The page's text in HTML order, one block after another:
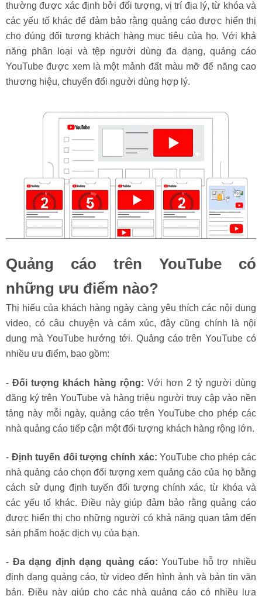
thường được xác định bởi đối tượng, vị trí địa lý, từ khóa và
các yếu tố khác để đảm bảo rằng quảng cáo được hiển thị
cho đúng đối tượng khách hàng mục tiêu của họ. Với khả
năng phân loại và tệp người dùng đa dạng, quảng cáo
YouTube được xem là một mảnh đất màu mỡ để năng cao
thương hiệu, chuyển đổi người dùng hợp lý.
Quảng cáo trên YouTube có
những ưu điểm nào?
Thị hiếu của khách hàng ngày càng yêu thích các nội dung
video, có câu chuyện và cảm xúc, đây cũng chính là nội
dung mà YouTube hướng tới. Quảng cáo trên YouTube có
nhiều ưu điểm, bao gồm:
- Đối tượng khách hàng rộng: Với hơn 2 tỷ người dùng
đăng ký trên YouTube và hàng triệu người truy cập vào nền
tảng này mỗi ngày, quảng cáo trên YouTube cho phép các
nhà quảng cáo tiếp cận một đối tượng khách hàng rộng lớn.
- Định tuyến đối tượng chính xác: YouTube cho phép các
nhà quảng cáo chọn đối tượng xem quảng cáo của họ bằng
cách sử dụng định tuyến đối tượng chính xác, từ khóa và
các yếu tố khác. Điều này giúp đảm bảo rằng quảng cáo
được hiển thị cho những người có khả năng quan tâm đến
sản phẩm hoặc dịch vụ của bạn.
- Đa dạng định dạng quảng cáo: YouTube hỗ trợ nhiều
định dạng quảng cáo, từ video đến hình ảnh và bản tin văn
bản. Điều này giúp cho các nhà quảng cáo có nhiều lựa